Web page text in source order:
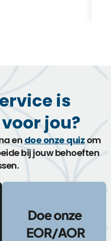
is
jou?
en doe onze quiz om
bij jouw behoeften
Doe onze
EOR/AOR